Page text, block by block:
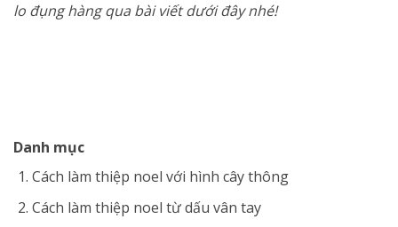
lo đụng hàng qua bài viết dưới đây nhé!
Danh mục
Cách làm thiệp noel với hình cây thông
Cách làm thiệp noel từ dấu vân tay